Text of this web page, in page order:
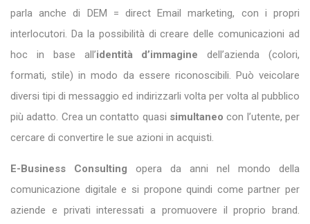
parla anche di DEM = direct Email marketing, con i propri
interlocutori. Da la possibilità di creare delle comunicazioni ad
hoc in base all’identità d’immaginedell’azienda (colori,
formati, stile) in modo da essere riconoscibili. Può veicolare
diversi tipi di messaggio ed indirizzarli volta per volta al pubblico
più adatto. Crea un contatto quasi simultaneocon l’utente, per
cercare di convertire le sue azioni in acquisti.
E-Business Consulting opera da anni nel mondo della
comunicazione digitale e si propone quindi come partner per
aziende e privati interessati a promuovere il proprio brand.